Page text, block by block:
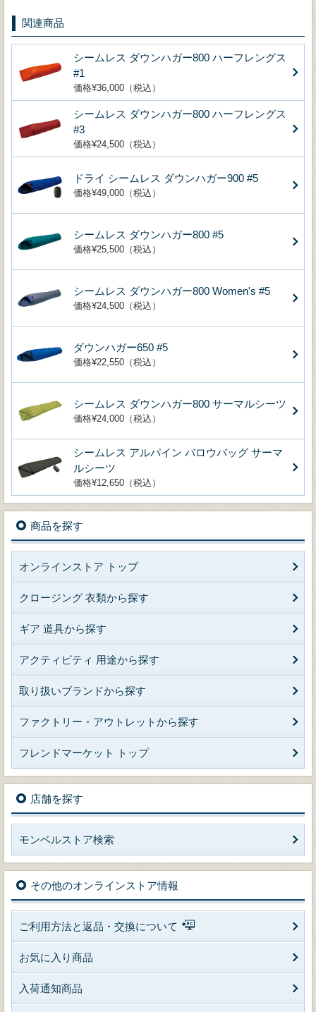
関連商品
シームレス ダウンハガー800 ハーフレングス
#1
価格¥36,000（税込）
シームレス ダウンハガー800 ハーフレングス
#3
価格¥24,500（税込）
ドライ シームレス ダウンハガー900 #5
価格¥49,000（税込）
シームレス ダウンハガー800 #5
価格¥25,500（税込）
シームレス ダウンハガー800 Women's #5
価格¥24,500（税込）
ダウンハガー650 #5
価格¥22,550（税込）
シームレス ダウンハガー800 サーマルシーツ
価格¥24,000（税込）
シームレス アルパイン バロウバッグ サーマ
ルシーツ
価格¥12,650（税込）
商品を探す
オンラインストア トップ
クロージング 衣類から探す
ギア 道具から探す
アクティビティ 用途から探す
取り扱いブランドから探す
ファクトリー・アウトレットから探す
フレンドマーケット トップ
店舗を探す
モンベルストア検索
その他のオンラインストア情報
ご利用方法と返品・交換について
お気に入り商品
入荷通知商品